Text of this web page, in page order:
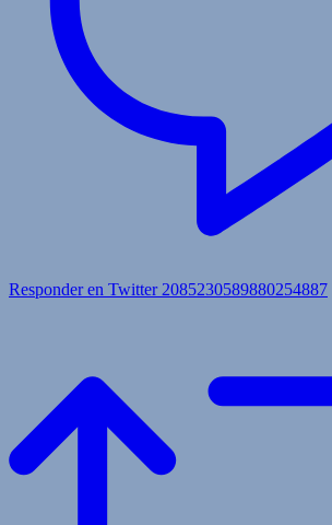
Responder en Twitter 2085230589880254887